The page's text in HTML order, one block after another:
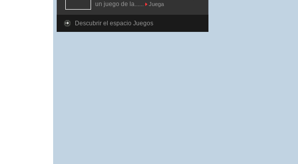
un juego de la......
Juega
Descubrir el espacio Juegos